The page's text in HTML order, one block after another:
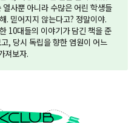
사뿐 아니라 수많은 어린 학생들
. 믿어지지 않는다고? 정말이야.
10대들의 이야기가 담긴 책을 준
, 당시 독립을 향한 염원이 어느
져보자.